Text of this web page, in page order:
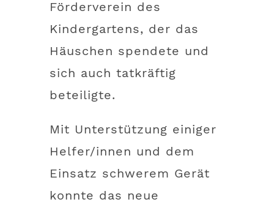
Förderverein des
Kindergartens, der das
Häuschen spendete und
sich auch tatkräftig
beteiligte.
Mit Unterstützung einiger
Helfer/innen und dem
Einsatz schwerem Gerät
konnte das neue